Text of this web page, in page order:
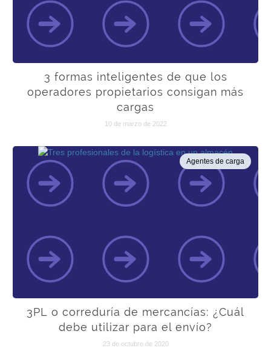
3 formas inteligentes de que los
operadores propietarios consigan más
cargas
10 de marzo de 2022
Agentes de carga
3PL o correduría de mercancías: ¿Cuál
debe utilizar para el envío?
23 de octubre de 2020